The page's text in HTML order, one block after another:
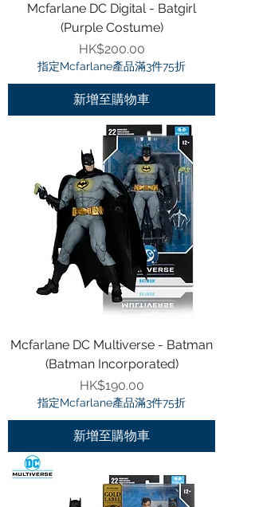
Mcfarlane DC Digital - Batgirl
(Purple Costume)
價格
HK$200.00
指定Mcfarlane產品滿3件75折
新增至購物車
Mcfarlane DC Multiverse - Batman
(Batman Incorporated)
價格
HK$190.00
指定Mcfarlane產品滿3件75折
新增至購物車